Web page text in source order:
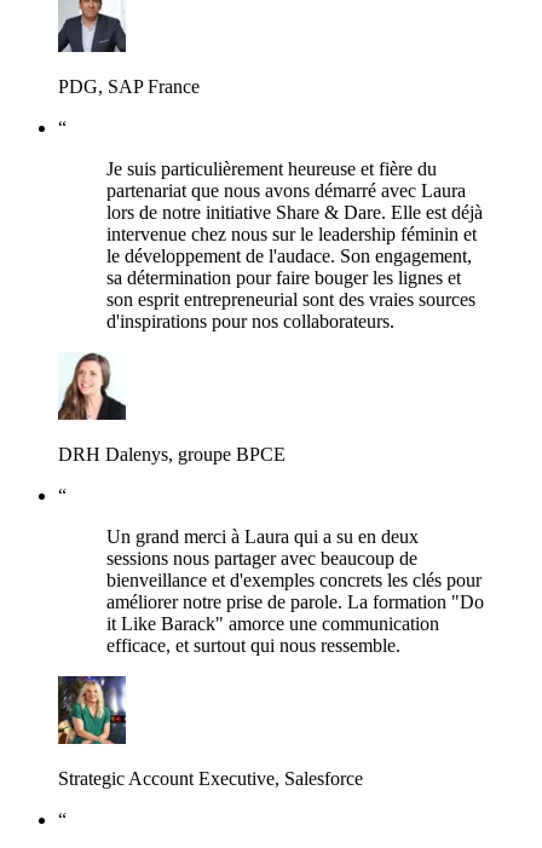
PDG, SAP France
“
Je suis particulièrement heureuse et fière du
partenariat que nous avons démarré avec Laura
lors de notre initiative Share & Dare. Elle est déjà
intervenue chez nous sur le leadership féminin et
le développement de l'audace. Son engagement,
sa détermination pour faire bouger les lignes et
son esprit entrepreneurial sont des vraies sources
d'inspirations pour nos collaborateurs.
DRH Dalenys, groupe BPCE
“
Un grand merci à Laura qui a su en deux
sessions nous partager avec beaucoup de
bienveillance et d'exemples concrets les clés pour
améliorer notre prise de parole. La formation "Do
it Like Barack" amorce une communication
efficace, et surtout qui nous ressemble.
Strategic Account Executive, Salesforce
“